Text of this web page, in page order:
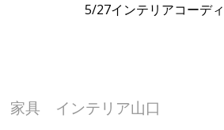
5/27インテリアコーデ
家具 インテリア山口